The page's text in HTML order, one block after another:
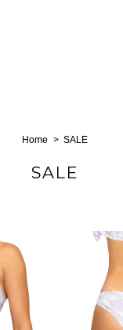
Home SALE
SALE